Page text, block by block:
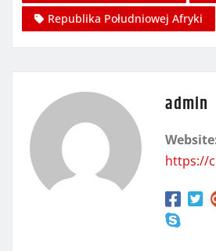
Republika Południowej Afryki
admin
https://